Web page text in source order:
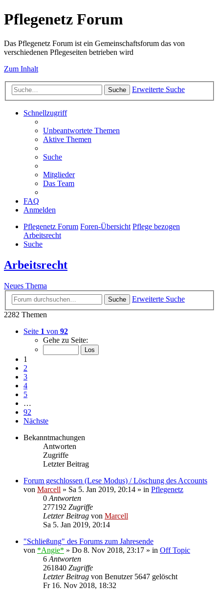
Pflegenetz Forum
Das Pflegenetz Forum ist ein Gemeinschaftsforum das von
verschiedenen Pflegeseiten betrieben wird
Zum Inhalt
Suche Erweiterte Suche
Schnellzugriff
Unbeantwortete Themen
Aktive Themen
Suche
Mitglieder
Das Team
FAQ
Anmelden
Pflegenetz Forum Foren-Übersicht Pflege bezogen
Arbeitsrecht
Suche
Arbeitsrecht
Neues Thema
Suche
Erweiterte Suche
2282 Themen
Seite 1 von 92
Gehe zu Seite:
1
2
3
4
5
…
92
Nächste
Bekanntmachungen
Antworten
Zugriffe
Letzter Beitrag
Forum geschlossen (Lese Modus) / Löschung des Accounts
von Marcell » Sa 5. Jan 2019, 20:14 » in Pflegenetz
0 Antworten
277192 Zugriffe
Letzter Beitrag von Marcell
Sa 5. Jan 2019, 20:14
"Schließung" des Forums zum Jahresende
von *Angie* » Do 8. Nov 2018, 23:17 » in Off Topic
6 Antworten
261840 Zugriffe
Letzter Beitrag von Benutzer 5647 gelöscht
Fr 16. Nov 2018, 18:32